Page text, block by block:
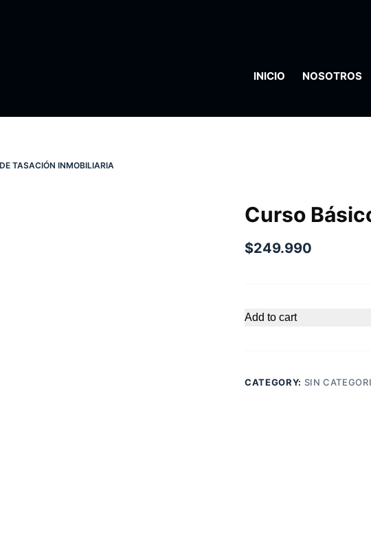
INICIO NOSOTROS
TASACIÓN INMOBILIARIA
Curso
$249.990
Add to cart
CATEGORY: SIN